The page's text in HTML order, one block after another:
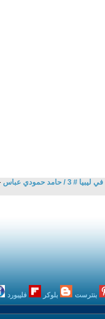
حمودي عباس
بنترست بلوكر فليبورد